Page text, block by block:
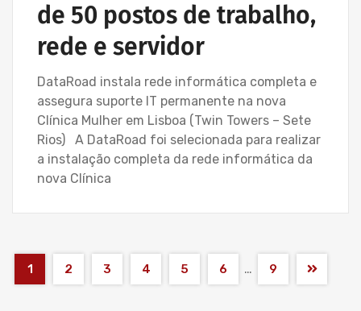
de 50 postos de trabalho,
rede e servidor
DataRoad instala rede informática completa e
assegura suporte IT permanente na nova
Clínica Mulher em Lisboa (Twin Towers – Sete
Rios) A DataRoad foi selecionada para realizar
a instalação completa da rede informática da
nova Clínica
1 2 3 4 5 6 … 9